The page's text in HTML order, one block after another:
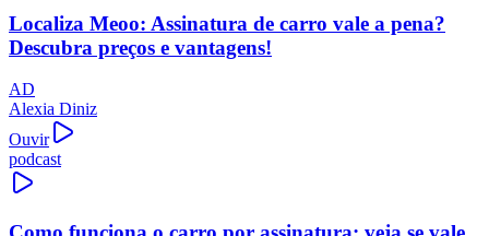
Localiza Meoo: Assinatura de carro vale a pena?
Descubra preços e vantagens!
AD
Alexia Diniz
Ouvir
podcast